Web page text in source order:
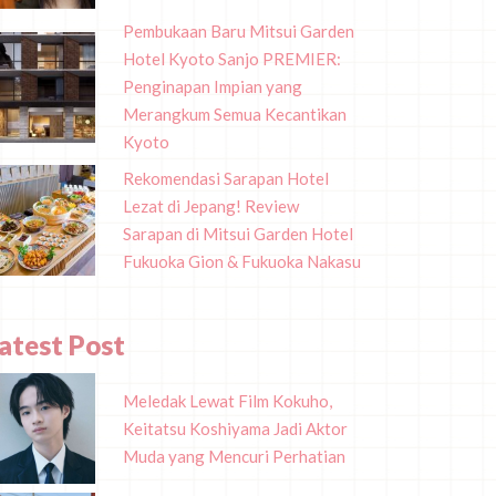
Pembukaan Baru Mitsui Garden
Hotel Kyoto Sanjo PREMIER:
Penginapan Impian yang
Merangkum Semua Kecantikan
Kyoto
Rekomendasi Sarapan Hotel
Lezat di Jepang! Review
Sarapan di Mitsui Garden Hotel
Fukuoka Gion & Fukuoka Nakasu
Post
Meledak Lewat Film Kokuho,
Keitatsu Koshiyama Jadi Aktor
Muda yang Mencuri Perhatian